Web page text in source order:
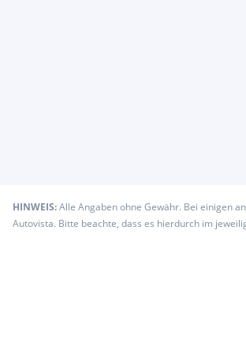
HINWEIS:Alle Angaben ohne Gewähr. Bei einigen
Autovista. Bitte beachte, dass es hierdurch im